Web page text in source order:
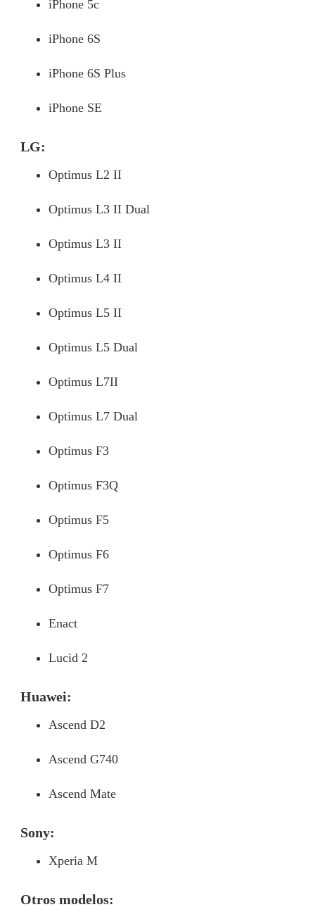
iPhone 5c
iPhone 6S
iPhone 6S Plus
iPhone SE
LG:
Optimus L2 II
Optimus L3 II Dual
Optimus L3 II
Optimus L4 II
Optimus L5 II
Optimus L5 Dual
Optimus L7II
Optimus L7 Dual
Optimus F3
Optimus F3Q
Optimus F5
Optimus F6
Optimus F7
Enact
Lucid 2
Huawei:
Ascend D2
Ascend G740
Ascend Mate
Sony:
Xperia M
Otros modelos: